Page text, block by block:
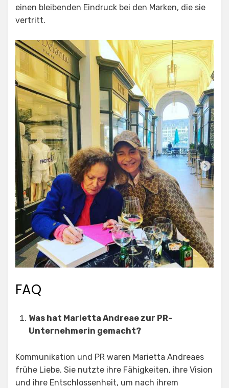
einen bleibenden Eindruck bei den Marken, die sie
vertritt.
FAQ
Was hat Marietta Andreae zur PR-
Unternehmerin gemacht?
Kommunikation und PR waren Marietta Andreaes
frühe Liebe. Sie nutzte ihre Fähigkeiten, ihre Vision
und ihre Entschlossenheit, um nach ihrem